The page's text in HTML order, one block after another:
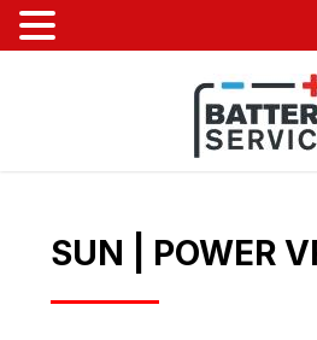
SUN | POWER